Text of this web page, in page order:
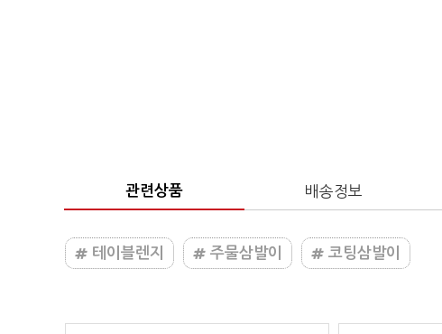
관련상품 배송정보
테이블렌지 주물삼발이 코팅삼발이